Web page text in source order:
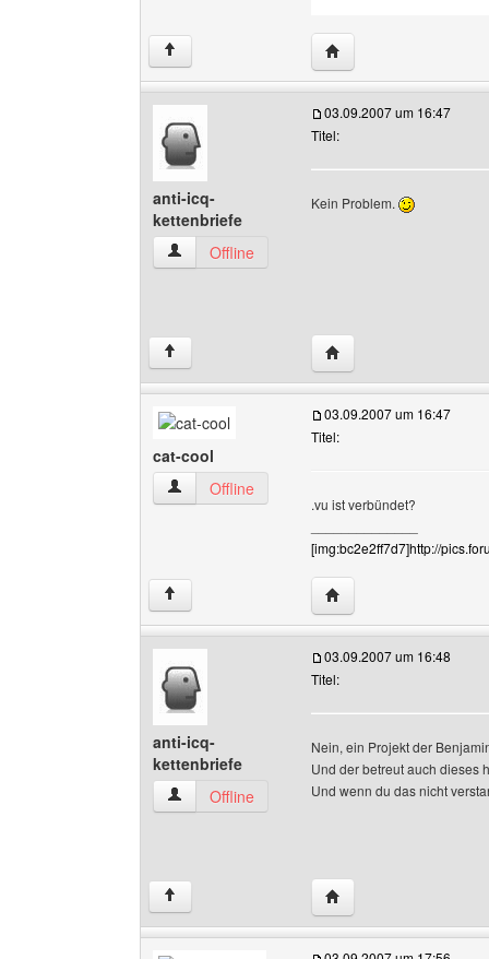
↑ Website dieses
anti-icq-
kettenbriefe
anti-icq-kettenbriefe Benutzer-Profile anzeigen
Offline
03.09.2007 um 16:47
Titel:
Kein Problem.
↑ Website dieses
cat-cool
cat-cool Benutzer-Profile anzeigen
Offline
03.09.2007 um 16:47
Titel:
.vu ist verbündet?
[img:bc2e2ff7d7]http://
↑ Website dieses
anti-icq-
kettenbriefe
anti-icq-kettenbriefe Benutzer-Profile anzeigen
Offline
03.09.2007 um 16:48
Titel:
Nein, ein Projekt der
Und der betreut auch dieses
Und wenn du das nicht
↑ Website dieses